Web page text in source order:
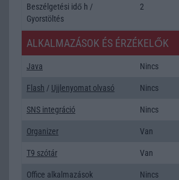
Beszélgetési idő h /
Gyorstöltés
2
ALKALMAZÁSOK ÉS ÉRZÉKELŐK
Java Nincs
Flash / Ujjlenyomat olvasó Nincs
SNS integráció Nincs
Organizer Van
T9 szótár Van
Office alkalmazások Nincs